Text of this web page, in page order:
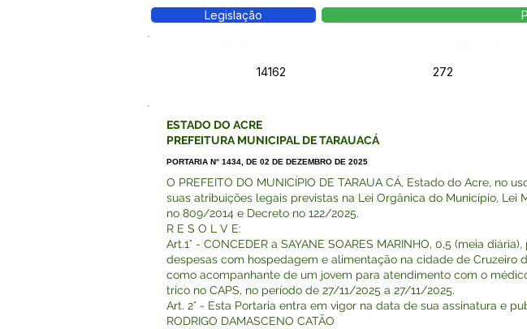
Legislação
14162
272
ESTADO DO ACRE
PREFEITURA MUNICIPAL DE TARAUACÁ
PORTARIA N° 1434, DE 02 DE DEZEMBRO DE 2025
O PREFEITO DO MUNICÍPIO DE TARAUA CÁ, Estado do Acre, no
suas atribuições legais previstas na Lei Orgânica do Município, Lei
no 809/2014 e Decreto no 122/2025.
R E S O L V E:
Art.1° - CONCEDER a SAYANE SOARES MARINHO, 0,5 (meia diária),
despesas com hospedagem e alimentação na cidade de Cruzeiro
como acompanhante de um jovem para atendimento com o
trico no CAPS, no período de 27/11/2025 a 27/11/2025.
Art. 2° - Esta Portaria entra em vigor na data de sua assinatura e
RODRIGO DAMASCENO CATÃO